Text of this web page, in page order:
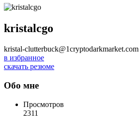
kristalcgo
kristal-clutterbuck@1cryptodarkmarket.com
в избранное
скачать резюме
Обо мне
Просмотров
2311